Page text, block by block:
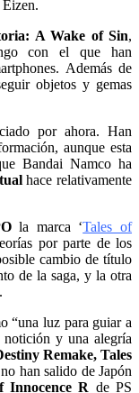
A Wake of Sin,
con el que han
Además de
objetos y gemas
por ahora. Han
aunque esta
Bandai Namco ha
hace relativamente
la marca ‘Tales of
por parte de los
cambio de título
de la saga, y la otra
“una luz para guiar a
y una alegría
Remake, Tales
han salido de Japón
Innocence R de PS